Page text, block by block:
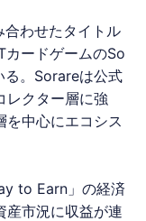
合わせたタイトル
カードゲームのSo
る。Sorareは公式
レクター層に強
を中心にエコシス
to Earn」の経済
産市況に収益が連